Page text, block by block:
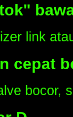
link
cepat
bocor,